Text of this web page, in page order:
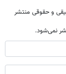
و حقوقی منتشر
نمی‌شود.